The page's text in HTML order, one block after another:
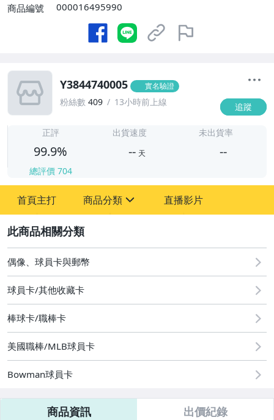
商品編號
000016495990
Y3844740005 實名驗證
粉絲數 409 13小時前上線 追蹤
正評
99.9%
總評價 704
出貨速度
-- 天
未出貨率
--
首頁主打 商品分類
偶像、球員卡與郵幣
直播影片
偶像、球員卡與郵幣
球員卡/其他收藏卡
棒球卡/職棒卡
美國職棒/MLB球員卡
Bowman球員卡
商品資訊 出價紀錄